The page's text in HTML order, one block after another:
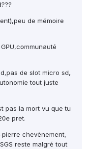
de mémoire
de slot micro sd,
tout juste
pas la mort vu que tu
pret.
chevènement,
reste malgré tout